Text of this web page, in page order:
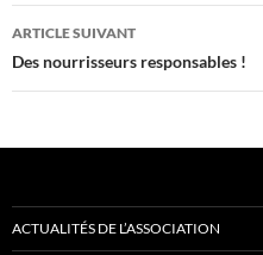
articles
ARTICLE SUIVANT
Des nourrisseurs responsables !
ACTUALITÉS DE L’ASSOCIATION